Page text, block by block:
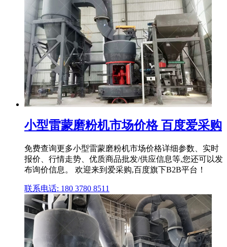
小型雷蒙磨粉机市场价格 百度爱采购
免费查询更多小型雷蒙磨粉机市场价格详细参数、实时
报价、行情走势、优质商品批发/供应信息等,您还可以发
布询价信息。 欢迎来到爱采购,百度旗下B2B平台！
联系电话: 180 3780 8511